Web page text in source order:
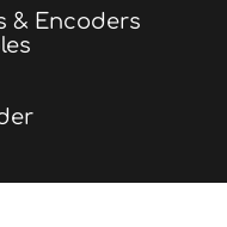
& Encoders